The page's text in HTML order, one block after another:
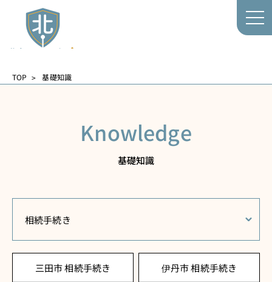
TOP 基礎知識
Knowledge
基礎知識
相続手続き
三田市 相続手続き 伊丹市 相続手続き